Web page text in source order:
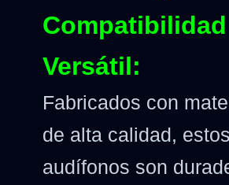
Compatibilidad
Versátil:
Fabricados con
de alta calidad, estos
audífonos son